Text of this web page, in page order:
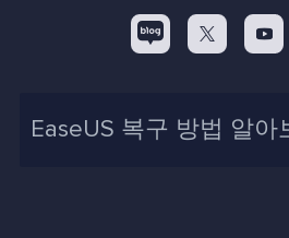
백업&복원
신제품 New
디스크 파티션 팁
화면 녹화 팁
리셀러
 